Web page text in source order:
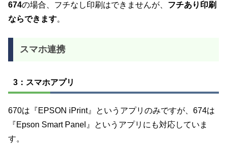
674の場合、フチなし印刷はできませんが、 フチあり印刷
ならできます。
スマホ連携
3：スマホアプリ
670は『EPSON iPrint』というアプリのみですが、674は
『Epson Smart Panel』というアプリにも対応していま
す。